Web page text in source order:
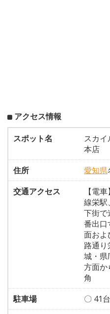
アクセス情報
スポット名
スカ
本店
住所
愛知県
交通アクセス
【電
線栄駅
下街で
番出口
面およ
路通
城・県
方面か
角
駐車場
〇 41